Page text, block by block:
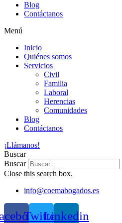
Blog
Contáctanos
Menú
Inicio
Quiénes somos
Servicios
Civil
Familia
Laboral
Herencias
Comunidades
Blog
Contáctanos
¡Llámanos!
Buscar
Buscar
Close this search box.
info@coemabogados.es
TwitterLinkedin